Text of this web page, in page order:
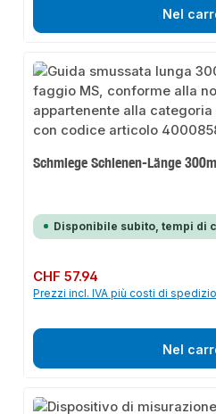
Nel
Schmiege Schienen-Länge
Disponibile subito, tempi di
Prezzo normale:
CHF 57.94
Prezzi incl. IVA più costi di
Nel